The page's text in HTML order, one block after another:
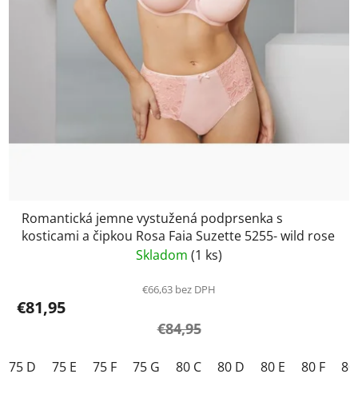
Romantická jemne vystužená podprsenka s
kosticami a čipkou Rosa Faia Suzette 5255- wild rose
Skladom (1 ks)
€66,63 bez DPH
€81,95
€84,95
75 D 75 E 75 F 75 G 80 C 80 D 80 E 80 F